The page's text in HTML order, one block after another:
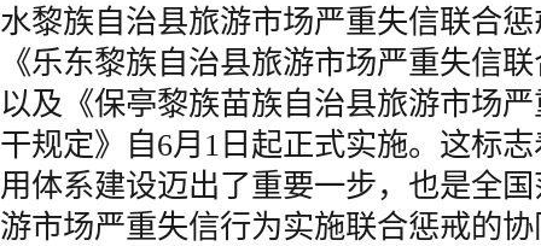
水黎族自治县旅游市场严重失信联合
《乐东黎族自治县旅游市场严重失信
以及《保亭黎族苗族自治县旅游市场
干规定》自6月1日起正式实施。这标
用体系建设迈出了重要一步，也是全
游市场严重失信行为实施联合惩戒的